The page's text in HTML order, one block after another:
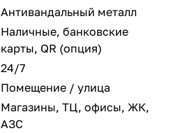
Антивандальный металл
Наличные, банковские
карты, QR (опция)
24/7
Помещение / улица
Магазины, ТЦ, офисы, ЖК,
АЗС